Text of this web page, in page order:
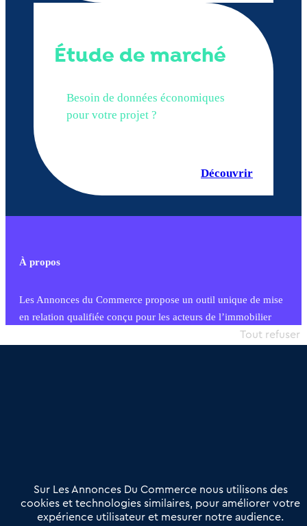
Étude de marché
Besoin de données économiques
pour votre projet ?
Découvrir
À propos
Les Annonces du Commerce propose un outil unique de mise
en relation qualifiée conçu pour les acteurs de l’immobilier
commercial et les collectivités territoriales, simple et intégrant
Offres Pro
Actualités
Qui sommes nous ?
Sur Les Annonces Du Commerce nous utilisons des
cookies et technologies similaires, pour améliorer votre
expérience utilisateur et mesurer notre audience.
Tout refuser